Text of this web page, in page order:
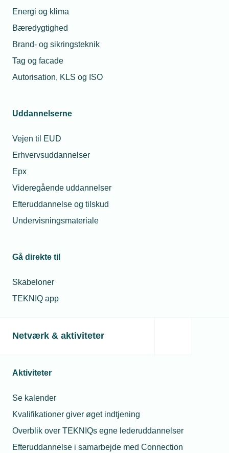
Energi og klima
Bæredygtighed
Brand- og sikringsteknik
Tag og facade
Autorisation, KLS og ISO
Uddannelserne
Vejen til EUD
Erhvervsuddannelser
Epx
Videregående uddannelser
Efteruddannelse og tilskud
Undervisningsmateriale
Gå direkte til
Skabeloner
TEKNIQ app
Netværk & aktiviteter
Aktiviteter
Se kalender
Kvalifikationer giver øget indtjening
Overblik over TEKNIQs egne lederuddannelser
Efteruddannelse i samarbejde med Connection